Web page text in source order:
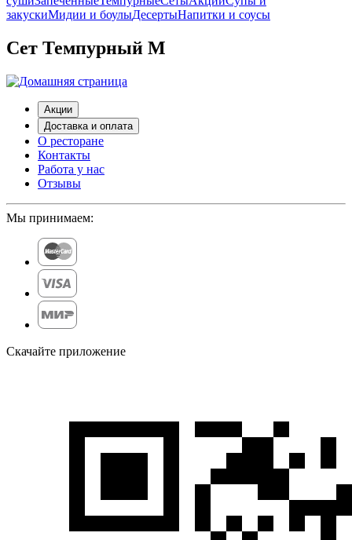
закускиМидии и боулыДесертыНапитки и соусы
Сет Темпурный M
Акции
Доставка и оплата
О ресторане
Контакты
Работа у нас
Отзывы
Мы принимаем:
Скачайте приложение